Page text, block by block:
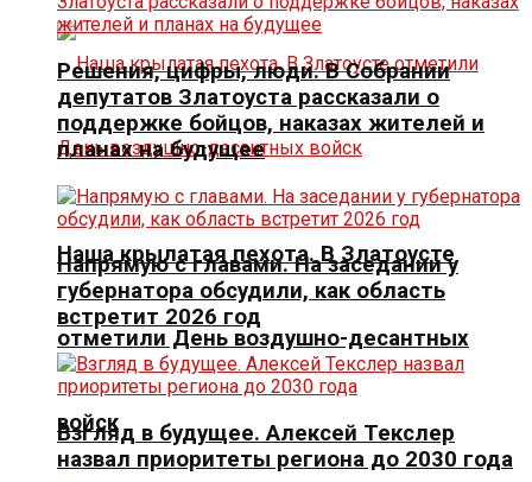
Наша крылатая пехота. В Златоусте
отметили День воздушно-десантных
войск
Решения, цифры, люди. В Собрании
депутатов Златоуста рассказали о
поддержке бойцов, наказах жителей и
планах на будущее
Напрямую с главами. На заседании у
губернатора обсудили, как область
встретит 2026 год
Взгляд в будущее. Алексей Текслер
назвал приоритеты региона до 2030 года